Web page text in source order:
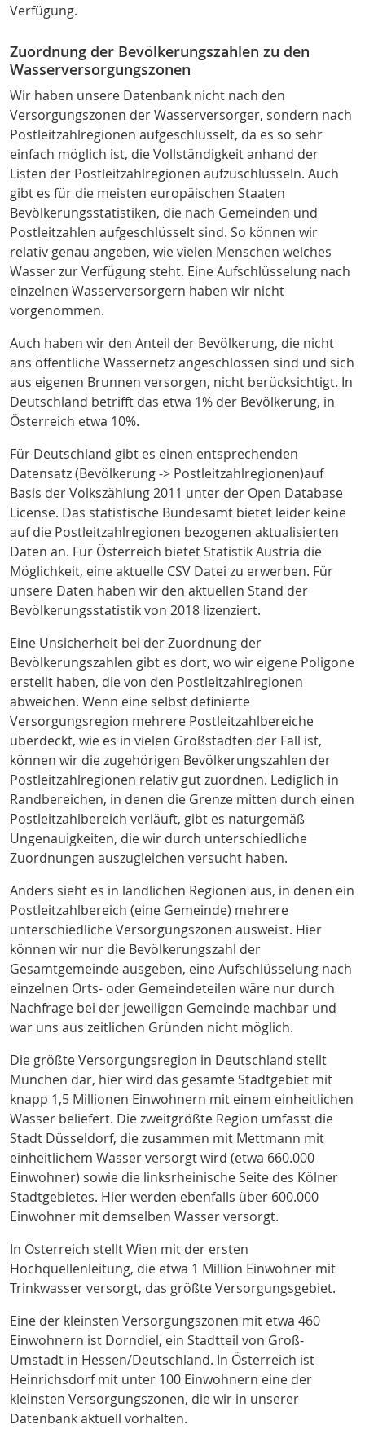
Verfügung.
Zuordnung der Bevölkerungszahlen zu den
Wasserversorgungszonen
Wir haben unsere Datenbank nicht nach den
Versorgungszonen der Wasserversorger, sondern nach
Postleitzahlregionen aufgeschlüsselt, da es so sehr
einfach möglich ist, die Vollständigkeit anhand der
Listen der Postleitzahlregionen aufzuschlüsseln. Auch
gibt es für die meisten europäischen Staaten
Bevölkerungsstatistiken, die nach Gemeinden und
Postleitzahlen aufgeschlüsselt sind. So können wir
relativ genau angeben, wie vielen Menschen welches
Wasser zur Verfügung steht. Eine Aufschlüsselung nach
einzelnen Wasserversorgern haben wir nicht
vorgenommen.
Auch haben wir den Anteil der Bevölkerung, die nicht
ans öffentliche Wassernetz angeschlossen sind und sich
aus eigenen Brunnen versorgen, nicht berücksichtigt. In
Deutschland betrifft das etwa 1% der Bevölkerung, in
Österreich etwa 10%.
Für Deutschland gibt es einen entsprechenden
Datensatz (Bevölkerung -> Postleitzahlregionen)auf
Basis der Volkszählung 2011 unter der Open Database
License. Das statistische Bundesamt bietet leider keine
auf die Postleitzahlregionen bezogenen aktualisierten
Daten an. Für Österreich bietet Statistik Austria die
Möglichkeit, eine aktuelle CSV Datei zu erwerben. Für
unsere Daten haben wir den aktuellen Stand der
Bevölkerungsstatistik von 2018 lizenziert.
Eine Unsicherheit bei der Zuordnung der
Bevölkerungszahlen gibt es dort, wo wir eigene Poligone
erstellt haben, die von den Postleitzahlregionen
abweichen. Wenn eine selbst definierte
Versorgungsregion mehrere Postleitzahlbereiche
überdeckt, wie es in vielen Großstädten der Fall ist,
können wir die zugehörigen Bevölkerungszahlen der
Postleitzahlregionen relativ gut zuordnen. Lediglich in
Randbereichen, in denen die Grenze mitten durch einen
Postleitzahlbereich verläuft, gibt es naturgemäß
Ungenauigkeiten, die wir durch unterschiedliche
Zuordnungen auszugleichen versucht haben.
Anders sieht es in ländlichen Regionen aus, in denen ein
Postleitzahlbereich (eine Gemeinde) mehrere
unterschiedliche Versorgungszonen ausweist. Hier
können wir nur die Bevölkerungszahl der
Gesamtgemeinde ausgeben, eine Aufschlüsselung nach
einzelnen Orts- oder Gemeindeteilen wäre nur durch
Nachfrage bei der jeweiligen Gemeinde machbar und
war uns aus zeitlichen Gründen nicht möglich.
Die größte Versorgungsregion in Deutschland stellt
München dar, hier wird das gesamte Stadtgebiet mit
knapp 1,5 Millionen Einwohnern mit einem einheitlichen
Wasser beliefert. Die zweitgrößte Region umfasst die
Stadt Düsseldorf, die zusammen mit Mettmann mit
einheitlichem Wasser versorgt wird (etwa 660.000
Einwohner) sowie die linksrheinische Seite des Kölner
Stadtgebietes. Hier werden ebenfalls über 600.000
Einwohner mit demselben Wasser versorgt.
In Österreich stellt Wien mit der ersten
Hochquellenleitung, die etwa 1 Million Einwohner mit
Trinkwasser versorgt, das größte Versorgungsgebiet.
Eine der kleinsten Versorgungszonen mit etwa 460
Einwohnern ist Dorndiel, ein Stadtteil von Groß-
Umstadt in Hessen/Deutschland. In Österreich ist
Heinrichsdorf mit unter 100 Einwohnern eine der
kleinsten Versorgungszonen, die wir in unserer
Datenbank aktuell vorhalten.